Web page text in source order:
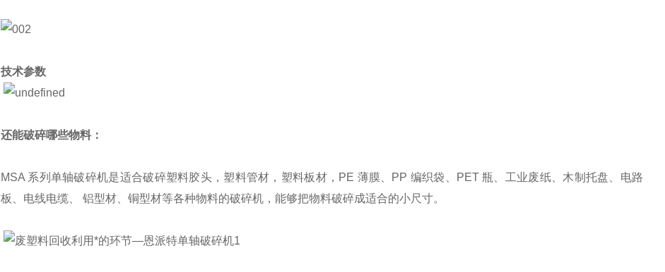
技术参数
还能破碎哪些物料：
MSA 系列单轴破碎机是适合破碎塑料胶头，塑料管材，塑料板材，PE 薄膜、PP 编织袋、PET 瓶、工业废纸、木制托盘、电路
板、电线电缆、 铝型材、铜型材等各种物料的破碎机，能够把物料破碎成适合的小尺寸。